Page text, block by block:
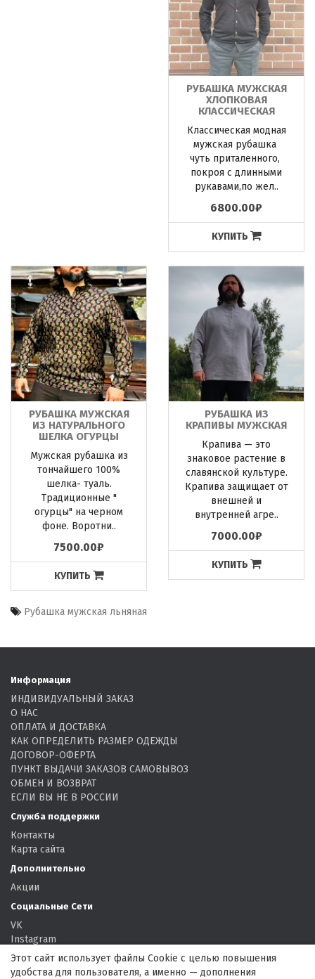
РУБАШКА МУЖСКАЯ
ХЛОПКОВАЯ
КЛАССИЧЕСКАЯ
Классическая модная
мужская рубашка
чуть приталенного,
покроя с длинными
рукавами,по жел..
6800.00₽
КУПИТЬ
РУБАШКА МУЖСКАЯ
ИЗ НАТУРАЛЬНОГО
ШЕЛКА ОГУРЦЫ
Мужская рубашка из
тончайшего 100%
шелка- туаль.
Традиционные "
огурцы" на черном
фоне. Воротни..
7500.00₽
КУПИТЬ
РУБАШКА ИЗ
КРАПИВЫ МУЖСКАЯ
Крапива — это
знаковое растение в
славянской культуре.
Крапива защищает от
внешней и
внутренней агре..
7000.00₽
КУПИТЬ
Рубашка мужская льняная
Информация
ИНДИВИДУАЛЬНЫЙ ЗАКАЗ
О НАС
ОПЛАТА И ДОСТАВКА
КАК ОПРЕДЕЛИТЬ РАЗМЕР ОДЕЖДЫ
ДОГОВОР-ОФЕРТА
ПУНКТ ВЫДАЧИ ЗАКАЗОВ САМОВЫВОЗ
ОБМЕН И ВОЗВРАТ
ЕСЛИ ВЫ НЕ В РОССИИ
Служба поддержки
Контакты
Карта сайта
Дополнительно
Акции
Социальные Сети
VK
Instagram
Facebook
Этот сайт использует файлы Cookie с целью повышения
удобства для пользователя, а именно — дополнения